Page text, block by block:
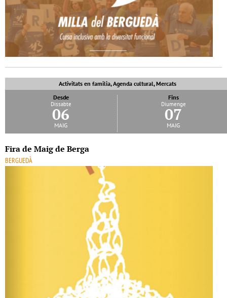
Activitats en familia, Agenda cultural, Mercats
Desde
Dissabte
06
maig
Fins
Diumenge
07
maig
Fira de Maig de Berga
BERGUEDÀ